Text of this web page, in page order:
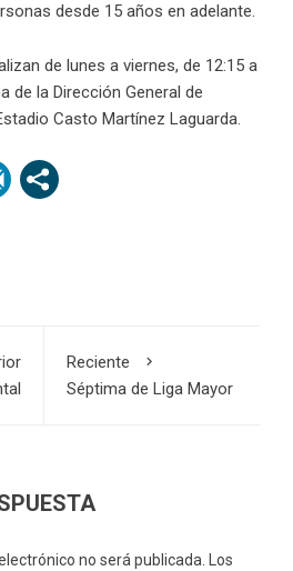
desde 15 años en adelante.
de lunes a viernes, de 12:15 a
de la Dirección General de
Casto Martínez Laguarda.
Reciente
Séptima de Liga Mayor
no será publicada. Los